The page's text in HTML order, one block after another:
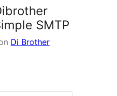
SMTP
Di Brother